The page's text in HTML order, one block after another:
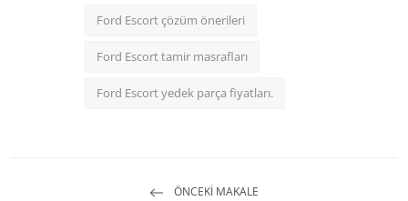
Ford Escort çözüm önerileri
Ford Escort tamir masrafları
Ford Escort yedek parça fiyatları.
ÖNCEKI MAKALE